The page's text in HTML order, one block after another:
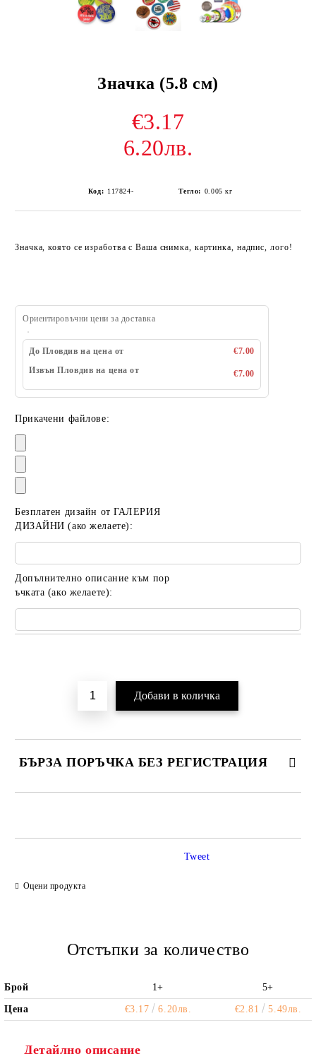
Значка (5.8 см)
€3.17
6.20лв.
Код: 117824- Тегло: 0.005 кг
Значка, която се изработва с Ваша снимка, картинка, надпис, лого!
Ориентировъчни цени за доставка
До Пловдив на цена от
€7.00
Извън Пловдив на цена от
€7.00
Прикачени файлове:
Безплатен дизайн от ГАЛЕРИЯ
ДИЗАЙНИ (ако желаете):
Допълнително описание към пор
ъчката (ако желаете):
БЪРЗА ПОРЪЧКА БЕЗ РЕГИСТРАЦИЯ
Оцени продукта
Tweet
Отстъпки за количество
Брой 1+ 5+
Цена €3.17 6.20лв. €2.81 5.49лв.
Детайлно описание